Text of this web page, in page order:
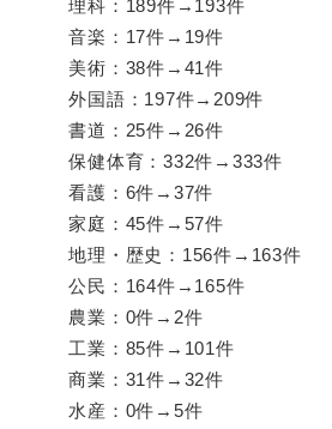
理科：189件→193件
音楽：17件→19件
美術：38件→41件
外国語：197件→209件
書道：25件→26件
保健体育：332件→333件
看護：6件→37件
家庭：45件→57件
地理・歴史：156件→163件
公民：164件→165件
農業：0件→2件
工業：85件→101件
商業：31件→32件
水産：0件→5件